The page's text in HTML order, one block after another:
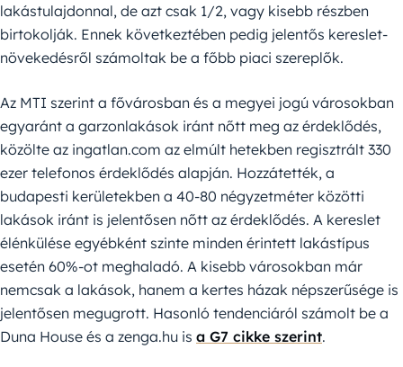
lakástulajdonnal, de azt csak 1/2, vagy kisebb részben
birtokolják. Ennek következtében pedig jelentős kereslet-
növekedésről számoltak be a főbb piaci szereplők.
Az MTI szerint a fővárosban és a megyei jogú városokban
egyaránt a garzonlakások iránt nőtt meg az érdeklődés,
közölte az ingatlan.com az elmúlt hetekben regisztrált 330
ezer telefonos érdeklődés alapján. Hozzátették, a
budapesti kerületekben a 40-80 négyzetméter közötti
lakások iránt is jelentősen nőtt az érdeklődés. A kereslet
élénkülése egyébként szinte minden érintett lakástípus
esetén 60%-ot meghaladó. A kisebb városokban már
nemcsak a lakások, hanem a kertes házak népszerűsége is
jelentősen megugrott. Hasonló tendenciáról számolt be a
Duna House és a zenga.hu is a G7 cikke szerint.